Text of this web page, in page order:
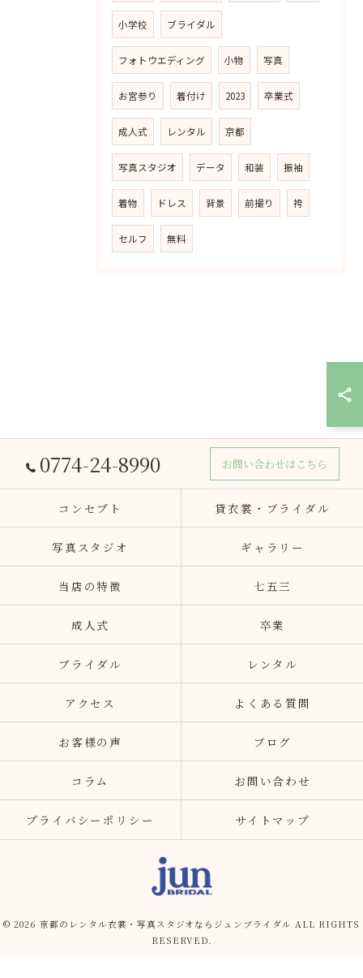
小学校 ブライダル
フォトウエディング 小物 写真
お宮参り 着付け 2023 卒業式
成人式 レンタル 京都
写真スタジオ データ 和装 振袖
着物 ドレス 背景 前撮り 袴
セルフ 無料
0774-24-8990 お問い合わせはこちら
コンセプト 貸衣裳・ブライダル
写真スタジオ ギャラリー
当店の特徴 七五三
成人式 卒業
ブライダル レンタル
アクセス よくある質問
お客様の声 ブログ
コラム お問い合わせ
プライバシーポリシー サイトマップ
© 2026 京都のレンタル衣裳・写真スタジオならジュンブライダル ALL RIGHTS
RESERVED.